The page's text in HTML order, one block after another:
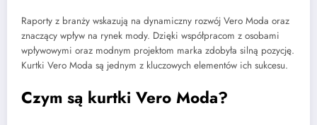
Raporty z branży wskazują na dynamiczny rozwój Vero Moda oraz
znaczący wpływ na rynek mody. Dzięki współpracom z osobami
wpływowymi oraz modnym projektom marka zdobyła silną pozycję.
Kurtki Vero Moda są jednym z kluczowych elementów ich sukcesu.
Czym są kurtki Vero Moda?